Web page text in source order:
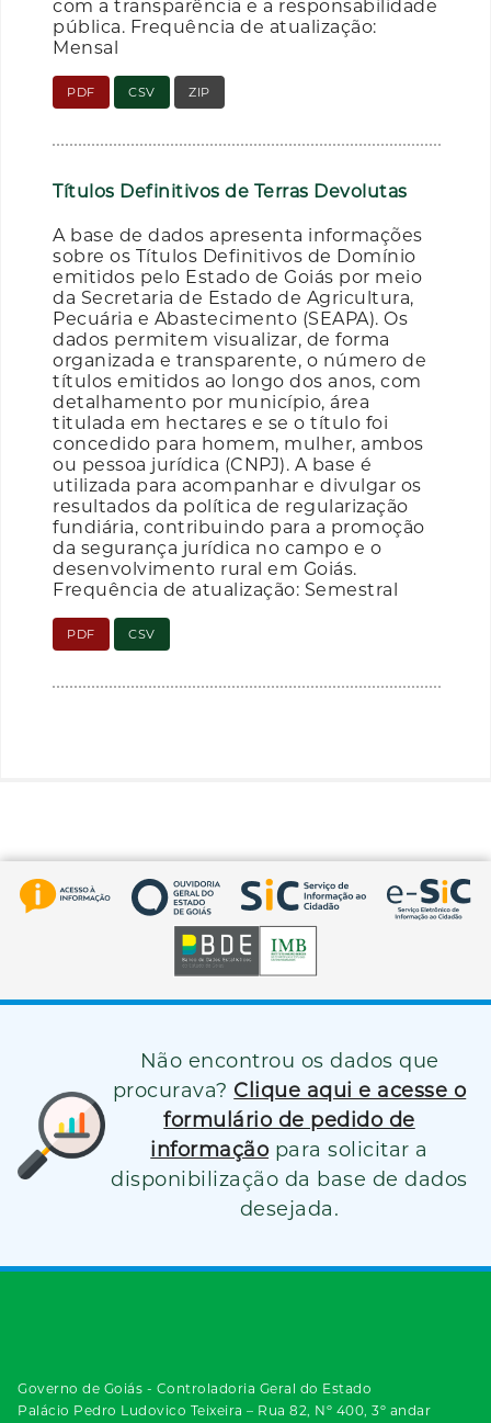
com a transparência e a responsabilidade
pública. Frequência de atualização:
Mensal
PDF CSV ZIP
Títulos Definitivos de Terras Devolutas
A base de dados apresenta informações
sobre os Títulos Definitivos de Domínio
emitidos pelo Estado de Goiás por meio
da Secretaria de Estado de Agricultura,
Pecuária e Abastecimento (SEAPA). Os
dados permitem visualizar, de forma
organizada e transparente, o número de
títulos emitidos ao longo dos anos, com
detalhamento por município, área
titulada em hectares e se o título foi
concedido para homem, mulher, ambos
ou pessoa jurídica (CNPJ). A base é
utilizada para acompanhar e divulgar os
resultados da política de regularização
fundiária, contribuindo para a promoção
da segurança jurídica no campo e o
desenvolvimento rural em Goiás.
Frequência de atualização: Semestral
PDF CSV
Não encontrou os dados que
procurava? Clique aqui e acesse o
formulário de pedido de
informação para solicitar a
disponibilização da base de dados
desejada.
Governo de Goiás - Controladoria Geral do Estado
Palácio Pedro Ludovico Teixeira – Rua 82, Nº 400, 3º andar